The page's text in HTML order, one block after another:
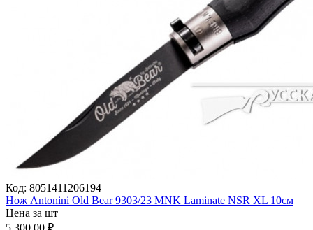
Код: 8051411206194
Нож Antonini Old Bear 9303/23 MNK Laminate NSR XL 10см
Цена за шт
5 300.00 ₽